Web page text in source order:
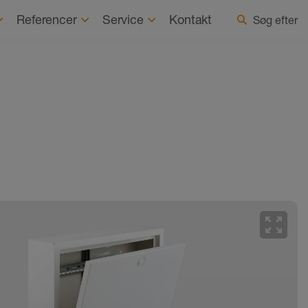
Seneste nyheder Vælg land/sprog
Referencer Service Kontakt Søg efter
zoom_out_map